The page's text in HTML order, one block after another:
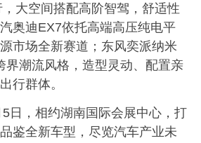
大空间搭配高阶智驾，舒适性
奥迪EX7依托高端高压纯电平
市场全新赛道；东风奕派纳米
界潮流风格，造型灵动、配置亲
行群体。
日，相约湖南国际会展中心，打
鉴全新车型，尽览汽车产业未